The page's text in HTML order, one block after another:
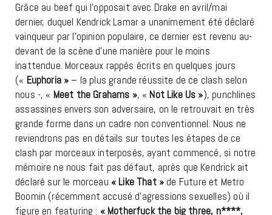
Grâce au beef qui l’opposait avec Drake en avril/mai
dernier, duquel Kendrick Lamar a unanimement été déclaré
vainqueur par l’opinion populaire, ce dernier est revenu au-
devant de la scène d’une manière pour le moins
inattendue. Morceaux rappés écrits en quelques jours
(« Euphoria » – la plus grande réussite de ce clash selon
nous -, « Meet the Grahams », « Not Like Us »), punchlines
assassines envers son adversaire, on le retrouvait en très
grande forme dans un cadre non conventionnel. Nous ne
reviendrons pas en détails sur toutes les étapes de ce
clash par morceaux interposés, ayant commencé, si notre
mémoire ne nous fait pas défaut, après que Kendrick ait
déclaré sur le morceau « Like That » de Future et Metro
Boomin (récemment accusé d’agressions sexuelles) où il
figure en featuring : « Motherfuck the big three, n****,